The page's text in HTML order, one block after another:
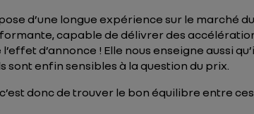
d’une longue expérience sur le marché
capable de délivrer des
d’annonce ! Elle nous enseigne aussi
sont enfin sensibles à la question du prix.
donc de trouver le bon équilibre entre